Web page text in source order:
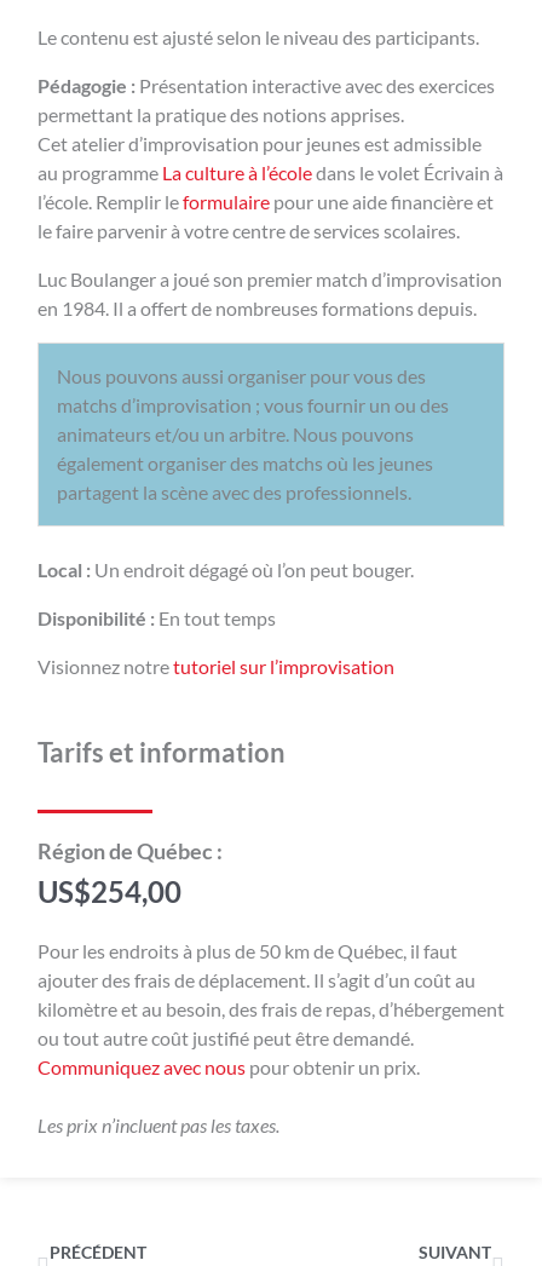
Le contenu est ajusté selon le niveau des participants.
Pédagogie : Présentation interactive avec des exercices
permettant la pratique des notions apprises.
Cet atelier d’improvisation pour jeunes est admissible
au programme La culture à l’écoledans le volet Écrivain à
l’école. Remplir leformulaire pour une aide financière et
le faire parvenir à votre centre de services scolaires.
Luc Boulanger a joué son premier match d’improvisation
en 1984. Il a offert de nombreuses formations depuis.
Nous pouvons aussi organiser pour vous des
matchs d’improvisation ; vous fournir un ou des
animateurs et/ou un arbitre. Nous pouvons
également organiser des matchs où les jeunes
partagent la scène avec des professionnels.
Local : Un endroit dégagé où l’on peut bouger.
Disponibilité : En tout temps
Visionnez notretutoriel sur l’improvisation
Tarifs et information
Région de Québec :
US$254,00
Pour les endroits à plus de 50 km de Québec, il faut
ajouter des frais de déplacement. Il s’agit d’un coût au
kilomètre et au besoin, des frais de repas, d’hébergement
ou tout autre coût justifié peut être demandé.
Communiquez avec nous pour obtenir un prix.
Les prix n’incluent pas les taxes.
Précédent
PRÉCÉDENT
SUIVANT